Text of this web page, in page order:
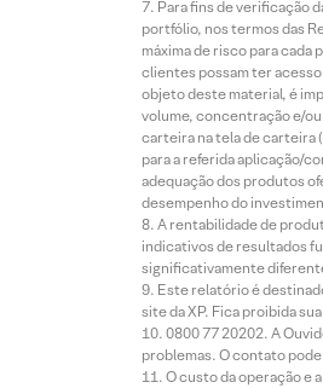
Para fins de verificação
portfólio, nos termos das
máxima de risco para
clientes possam ter
objeto deste material, é
volume, concentração e/ou
carteira na tela de carteira
para a referida aplicação/
adequação dos produtos
desempenho do
A rentabilidade de
indicativos de resultados
significativamente
Este relatório é
site da XP. Fica proibida
0800 77 20202. A
problemas. O contato
O custo da operação e